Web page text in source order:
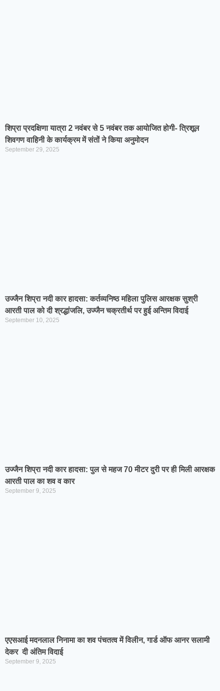
शिप्रा प्रदक्षिणा यात्रा 2 नवंबर से 5 नवंबर तक आयोजित होगी- त्रिशूल
शिवगण वाहिनी के कार्यक्रम में संतों ने किया अनुमोदन
September 29, 2025
उज्जैन शिप्रा नदी कार हादसा: कर्तव्यनिष्ठ महिला पुलिस आरक्षक सुश्री
आरती पाल को दी श्रद्धांजलि, उज्जैन चक्रतीर्थ पर हुई अन्तिम विदाई
September 10, 2025
उज्जैन शिप्रा नदी कार हादसा: पुल से महज 70 मीटर दुरी पर ही मिली आरक्षक
आरती पाल का शव व कार
September 9, 2025
एएसआई मदनलाल निनामा का शव पंचतत्व में विलीन, गार्ड ऑफ आनर सलामी
देकर दी अंतिम विदाई
September 9, 2025